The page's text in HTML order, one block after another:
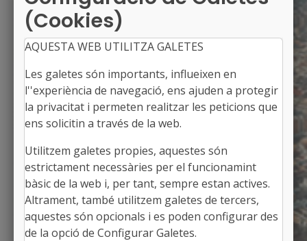
LLORAC
Alcalde: Jordi Canela Graells
La Conca de Barberà, Tarragona
Població: 105
Superfície: 22,87 km2
http://www.llorac.cat
(Cookies)
AQUESTA WEB UTILITZA GALETES
Les galetes són importants, influeixen en
l''experiència de navegació, ens ajuden a protegir
la privacitat i permeten realitzar les peticions que
ens solicitin a través de la web.
Utilitzem galetes propies, aquestes són
estrictament necessàries per el funcionamint
bàsic de la web i, per tant, sempre estan actives.
Altrament, també utilitzem galetes de tercers,
aquestes són opcionals i es poden configurar des
de la opció de Configurar Galetes.